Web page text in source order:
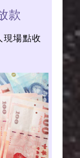
款
現場點收